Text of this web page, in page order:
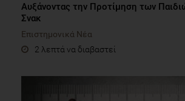
Αυξάνοντας την Προτίμηση των
Σνακ
Επιστημονικά Νέα
2 λεπτά να διαβαστεί